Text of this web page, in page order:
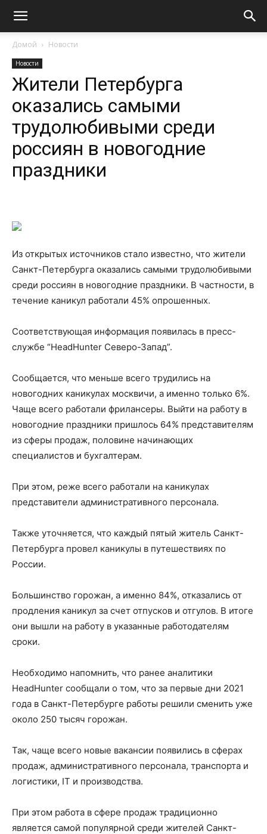
Домой Новости
Новости
Жители Петербурга
оказались самыми
трудолюбивыми среди
россиян в новогодние
праздники
Из открытых источников стало известно, что жители
Санкт-Петербурга оказались самыми трудолюбивыми
среди россиян в новогодние праздники. В частности, в
течение каникул работали 45% опрошенных.
Соответствующая информация появилась в пресс-
службе “HeadHunter Северо-Запад”.
Сообщается, что меньше всего трудились на
новогодних каникулах москвичи, а именно только 6%.
Чаще всего работали фрилансеры. Выйти на работу в
новогодние праздники пришлось 64% представителям
из сферы продаж, половине начинающих
специалистов и бухгалтерам.
При этом, реже всего работали на каникулах
представители административного персонала.
Также уточняется, что каждый пятый житель Санкт-
Петербурга провел каникулы в путешествиях по
России.
Большинство горожан, а именно 84%, отказались от
продления каникул за счет отпусков и отгулов. В итоге
они вышли на работу в указанные работодателям
сроки.
Необходимо напомнить, что ранее аналитики
HeadHunter сообщали о том, что за первые дни 2021
года в Санкт-Петербурге работы решили сменить уже
около 250 тысяч горожан.
Так, чаще всего новые вакансии появились в сферах
продаж, административного персонала, транспорта и
логистики, IT и производства.
При этом работа в сфере продаж традиционно
является самой популярной среди жителей Санкт-